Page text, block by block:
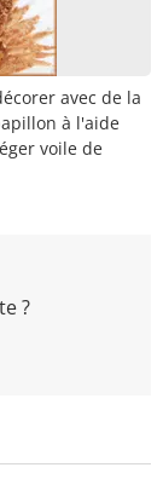
avec de la
à l'aide
voile de
?